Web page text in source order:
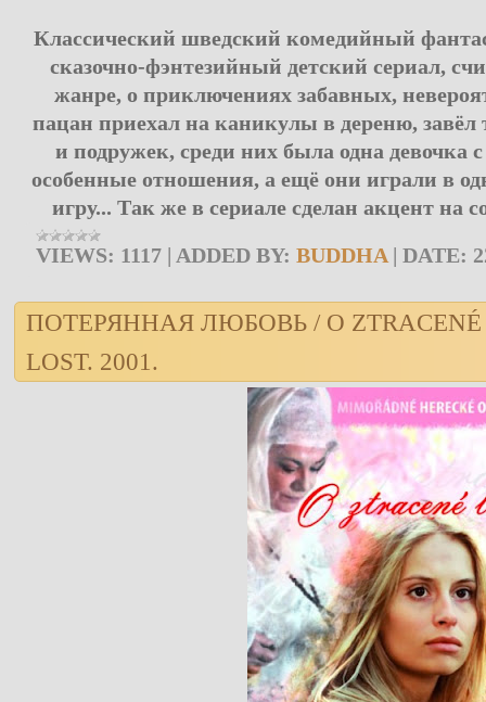
Классический шведский комедийный
сказочно-фэнтезийный детский сериал,
жанре, о приключениях забавных,
пацан приехал на каникулы в дереню, завёл
и подружек, среди них была одна девочка
особенные отношения, а ещё они играли в
игру... Так же в сериале сделан акцент на
VIEWS: 1117 ADDED BY: BUDDHA DATE:
ПОТЕРЯННАЯ ЛЮБОВЬ / O ZTRACENÉ
LOST. 2001.